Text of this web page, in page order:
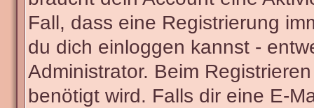
Fall, dass eine Registrierung
du dich einloggen kannst -
Administrator. Beim
benötigt wird. Falls dir eine E-